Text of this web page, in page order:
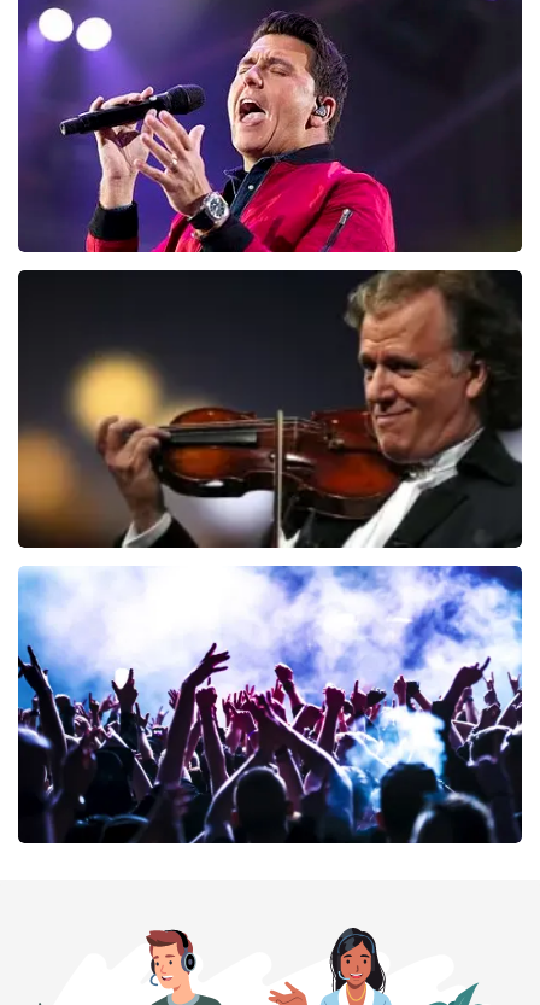
133laatste 30 minuten
BESTEL NU
BESTEL NU
BESTEL NU
BESTEL NU